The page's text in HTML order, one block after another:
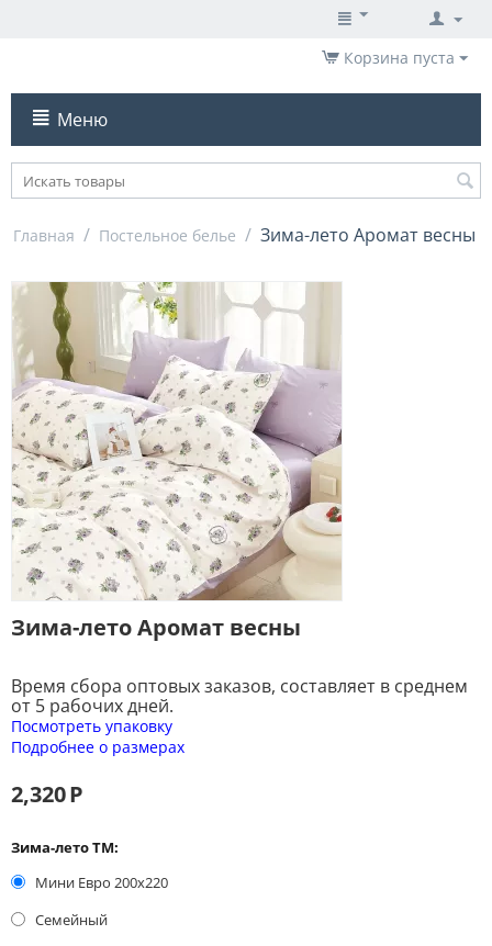
Корзина пуста
Меню
Главная / Постельное белье / Зима-лето Аромат весны
Зима-лето Аромат весны
Время сбора оптовых заказов, составляет в среднем
от 5 рабочих дней.
Посмотреть упаковку
Подробнее о размерах
2,320Р
Зима-лето ТМ:
Мини Евро 200x220
Семейный